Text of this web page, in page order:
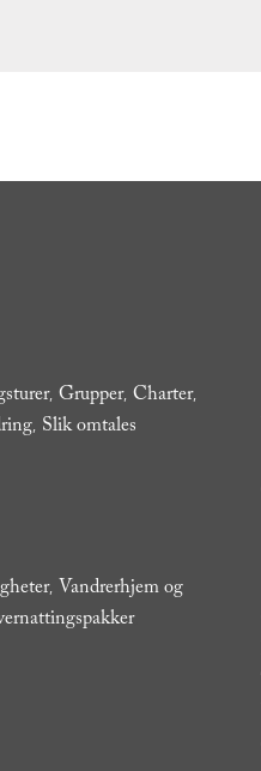
, Grupper, Charter,
, Slik omtales
, Vandrerhjem og
,